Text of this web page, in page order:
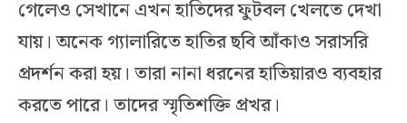
গেলেও সেখানে এখন হাতিদের ফুটবল খেলতে দেখা
যায়। অনেক গ্যালারিতে হাতির ছবি আঁকাও সরাসরি
প্রদর্শন করা হয়। তারা নানা ধরনের হাতিয়ারও ব্যবহার
করতে পারে। তাদের স্মৃতিশক্তি প্রখর।